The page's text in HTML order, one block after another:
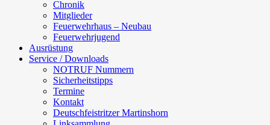
Chronik
Mitglieder
Feuerwehrhaus – Neubau
Feuerwehrjugend
Ausrüstung
Service / Downloads
NOTRUF Nummern
Sicherheitstipps
Termine
Kontakt
Deutschfeistritzer Martinshorn